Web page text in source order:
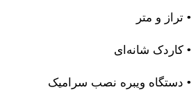
• تراز و متر
• کاردک شانه‌ای
• دستگاه ویبره نصب سرامیک